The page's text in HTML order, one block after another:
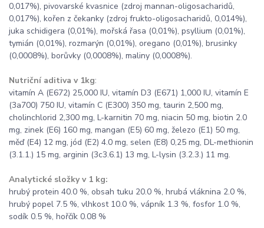
0,017%), pivovarské kvasnice (zdroj mannan-oligosacharidů,
0,017%), kořen z čekanky (zdroj frukto-oligosacharidů, 0,014%),
juka schidigera (0,01%), mořská řasa (0,01%), psyllium (0,01%),
tymián (0,01%), rozmarýn (0,01%), oregano (0,01%), brusinky
(0,0008%), borůvky (0,0008%), maliny (0,0008%).
Nutriční aditiva v 1kg:
vitamín A (E672) 25,000 IU, vitamín D3 (E671) 1,000 IU, vitamín E
(3a700) 750 IU, vitamín C (E300) 350 mg, taurin 2,500 mg,
cholinchlorid 2,300 mg, L-karnitin 70 mg, niacin 50 mg, biotin 2.0
mg, zinek (E6) 160 mg, mangan (E5) 60 mg, železo (E1) 50 mg,
měď (E4) 12 mg, jód (E2) 4.0 mg, selen (E8) 0,25 mg, DL-methionin
(3.1.1.) 15 mg, arginin (3c3.6.1) 13 mg, L-lysin (3.2.3.) 11 mg.
Analytické složky v 1 kg:
hrubý protein 40.0 %, obsah tuku 20.0 %, hrubá vláknina 2.0 %,
hrubý popel 7.5 %, vlhkost 10.0 %, vápník 1.3 %, fosfor 1.0 %,
sodík 0.5 %, hořčík 0.08 %